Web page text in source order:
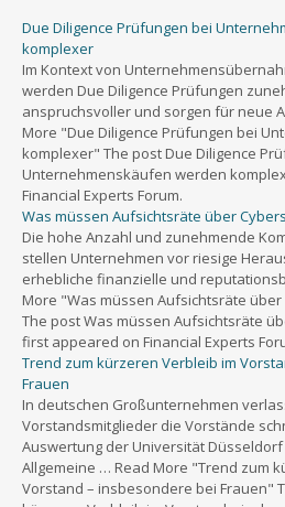
Due Diligence Prüfungen bei
komplexer
Im Kontext von
werden Due Diligence Prüfungen
anspruchsvoller und sorgen für neue
More "Due Diligence Prüfungen bei
komplexer" The post Due Diligence
Unternehmenskäufen werden
Financial Experts Forum.
Was müssen Aufsichtsräte über
Die hohe Anzahl und zunehmende
stellen Unternehmen vor riesige
erhebliche finanzielle und
More "Was müssen Aufsichtsräte
The post Was müssen Aufsichtsräte
first appeared on Financial Experts
Trend zum kürzeren Verbleib im
Frauen
In deutschen Großunternehmen
Vorstandsmitglieder die Vorstände
Auswertung der Universität
Allgemeine … Read More "Trend zum
Vorstand – insbesondere bei Frauen"